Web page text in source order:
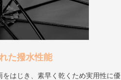
た撥水性能
はじき、素早く乾くため実用性に優